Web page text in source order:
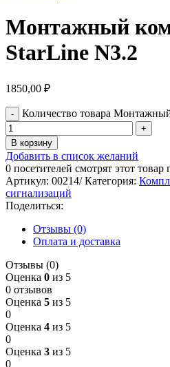
Монтажный
StarLine N3.2
1850,00 ₽
Количество товара
В корзину
Добавить в список желаний
0 посетителей смотрят этот товар
Артикул: 00214/Категория:
сигнализаций
Поделиться:
Отзывы (0)
Оплата и доставка
Отзывы (0)
Оценка 0 из 5
0 отзывов
Оценка 5 из 5
0
Оценка 4 из 5
0
Оценка 3 из 5
0